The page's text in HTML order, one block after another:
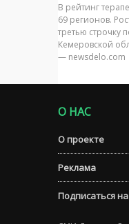
В рейтинг
69 регионов.
третью строчку
Кемеровской
— newsdelo.com
О НАС
О проекте
Реклама
Подписаться